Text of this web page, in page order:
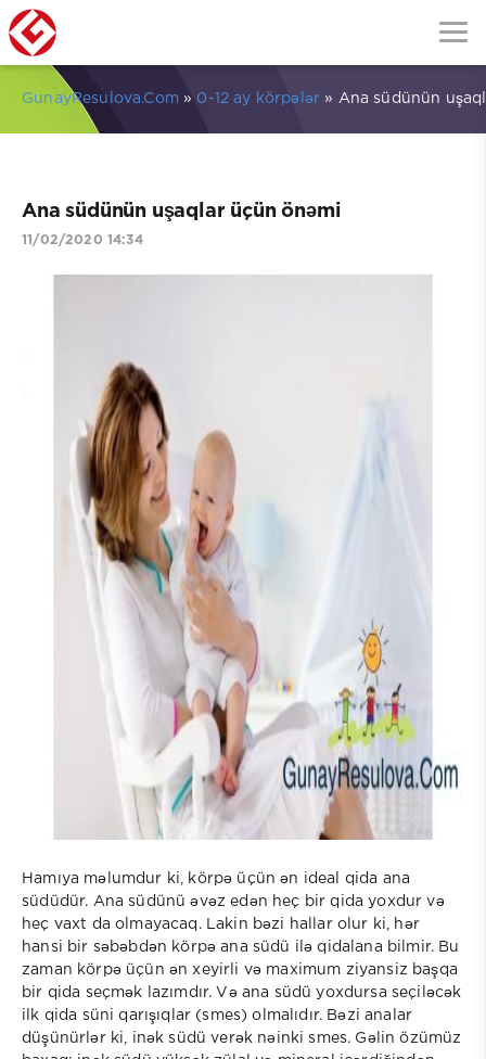
GunayResulova.Com» 0-12 ay körpələr » Ana südünün
Ana südünün uşaqlar üçün önəmi
11/02/2020 14:34
Hamıya məlumdur ki, körpə üçün ən ideal qida ana
südüdür. Ana südünü əvəz edən heç bir qida yoxdur və
heç vaxt da olmayacaq. Lakin bəzi hallar olur ki, hər
hansi bir səbəbdən körpə ana südü ilə qidalana bilmir. Bu
zaman körpə üçün ən xeyirli və maximum ziyansiz başqa
bir qida seçmək lazımdır. Və ana südü yoxdursa seçiləcək
ilk qida süni qarışıqlar (smes) olmalıdır. Bəzi analar
düşünürlər ki, inək südü verək nəinki smes. Gəlin özümüz